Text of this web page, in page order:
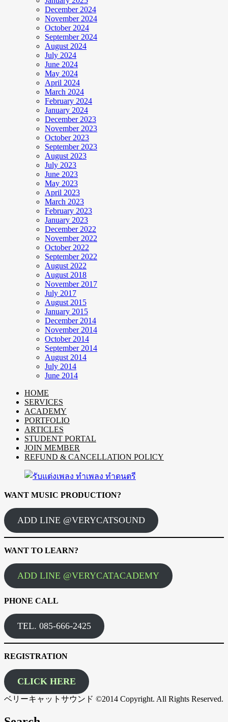
December 2024
November 2024
October 2024
September 2024
August 2024
July 2024
June 2024
May 2024
April 2024
March 2024
February 2024
January 2024
December 2023
November 2023
October 2023
September 2023
August 2023
July 2023
June 2023
May 2023
April 2023
March 2023
February 2023
January 2023
December 2022
November 2022
October 2022
September 2022
August 2022
August 2018
November 2017
July 2017
August 2015
January 2015
December 2014
November 2014
October 2014
September 2014
August 2014
July 2014
June 2014
HOME
SERVICES
ACADEMY
PORTFOLIO
ARTICLES
STUDENT PORTAL
JOIN MEMBER
REFUND & CANCELLATION POLICY
WANT MUSIC PRODUCTION?
ADD LINE @VERYCATSOUND
WANT TO LEARN?
ADD LINE @VERYCATACADEMY
PHONE CALL
TEL. 085-666-2425
REGISTRATION
CLICK HERE
ベリーキャットサウンド ©2014 Copyright. All Rights Reserved.